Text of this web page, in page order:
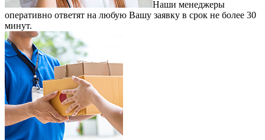
Наши менеджеры
оперативно ответят на любую Вашу заявку в срок не более 30
минут.